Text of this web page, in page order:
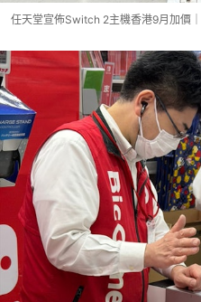
任天堂宣佈Switch 2主機香港9月加價